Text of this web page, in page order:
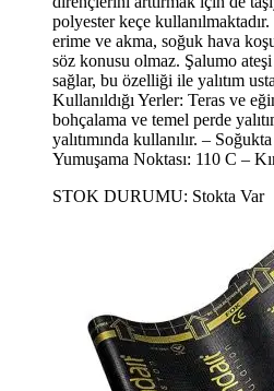
polyester keçe
erime ve akma, soğuk hava
söz konusu olmaz. Şalumo
sağlar, bu özelliği ile yalıtım
Kullanıldığı Yerler: Teras ve
bohçalama ve temel perde
yalıtımında kullanılır. –
Yumuşama Noktası: 110 C –
STOK DURUMU: Stokta Var